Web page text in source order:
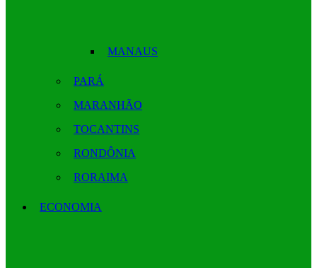
MANAUS
PARÁ
MARANHÃO
TOCANTINS
RONDÔNIA
RORAIMA
ECONOMIA